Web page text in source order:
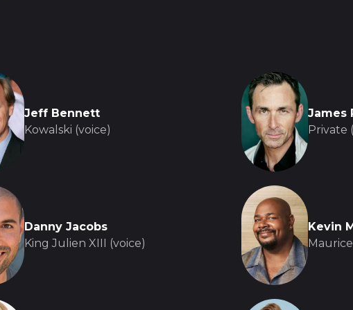
Jeff Bennett
Kowalski (voice)
James
Private
Danny Jacobs
King Julien XIII (voice)
Kevin